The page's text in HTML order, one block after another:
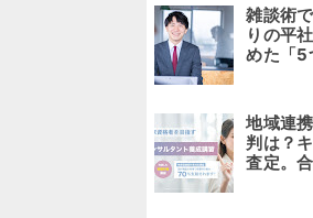
雑談術
りの平
めた「5
地域連
判は？
査定。